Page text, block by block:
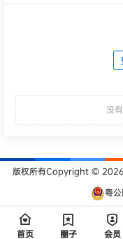
没
版权所有Copyright © 2026
粤
查
首页
圈子 会员